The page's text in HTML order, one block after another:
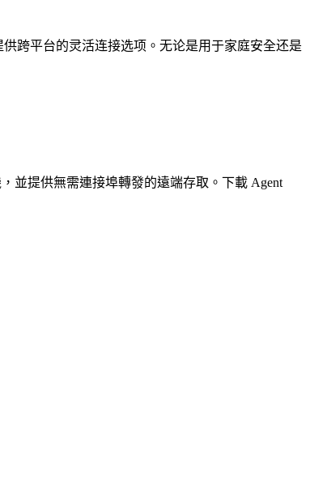
跨平台的灵活连接选项。无论是用于家庭安全还是
並提供無需連接埠轉發的遠端存取。下載 Agent